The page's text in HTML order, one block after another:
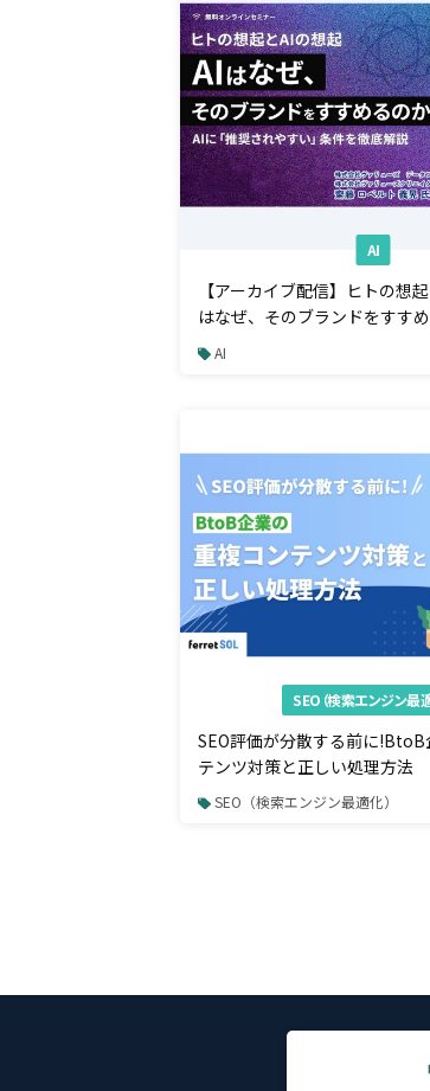
AI
【アーカイブ配信】ヒトの想
はなぜ、そのブランドをすす
奨されやすい条件を徹底解説
AI
SEO（検索エンジン最
SEO評価が分散する前に
テンツ対策と正しい処理方法
SEO（検索エンジン最適化）